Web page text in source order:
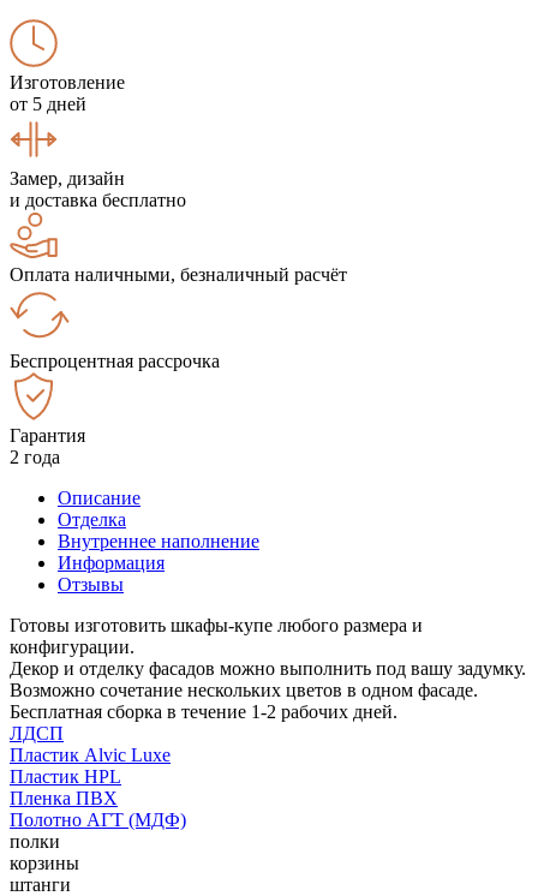
Изготовление
от 5 дней
Замер, дизайн
и доставка бесплатно
Оплата наличными, безналичный расчёт
Беспроцентная рассрочка
Гарантия
2 года
Описание
Отделка
Внутреннее наполнение
Информация
Отзывы
Готовы изготовить шкафы-купе любого размера и
конфигурации.
Декор и отделку фасадов можно выполнить под вашу задумку.
Возможно сочетание нескольких цветов в одном фасаде.
Бесплатная сборка в течение 1-2 рабочих дней.
ЛДСП
Пластик Alvic Luxe
Пластик HPL
Пленка ПВХ
Полотно АГТ (МДФ)
полки
корзины
штанги